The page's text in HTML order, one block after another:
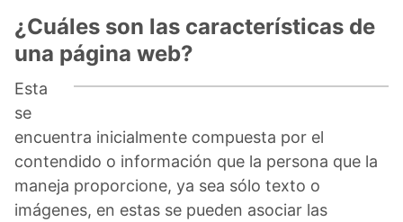
¿Cuáles son las características de
una página web?
Esta
se
encuentra inicialmente compuesta por el
contendido o información que la persona que la
maneja proporcione, ya sea sólo texto o
imágenes, en estas se pueden asociar las